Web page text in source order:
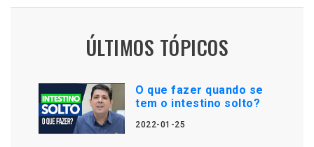
ÚLTIMOS TÓPICOS
O que fazer quando se
tem o intestino solto?
2022-01-25